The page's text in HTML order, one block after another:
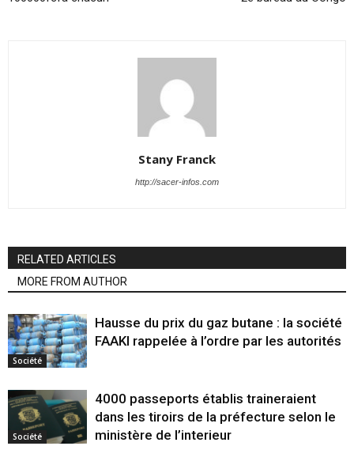
Stany Franck
http://sacer-infos.com
RELATED ARTICLES
MORE FROM AUTHOR
Société
Hausse du prix du gaz butane : la société
FAAKI rappelée à l’ordre par les autorités
Société
4000 passeports établis traineraient
dans les tiroirs de la préfecture selon le
ministère de l’interieur